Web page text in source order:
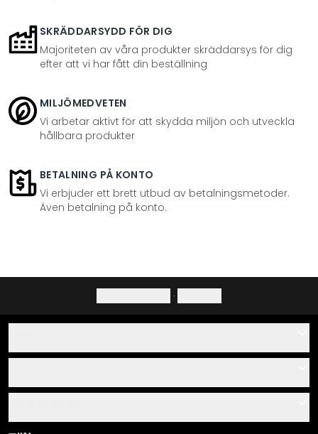
SKRÄDDARSYDD FÖR DIG
Majoriteten av våra produkter skräddarsys för dig
efter att vi har fått din beställning
MILJÖMEDVETEN
Vi arbetar aktivt för att skydda miljön och utveckla
hållbara produkter
BETALNING PÅ KONTO
Vi erbjuder ett brett utbud av betalningsmetoder.
Även betalning på konto.
·
Om oss
Materialöversikt